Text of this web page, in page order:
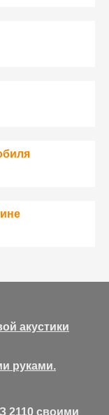
акустики
руками.
2110 своими